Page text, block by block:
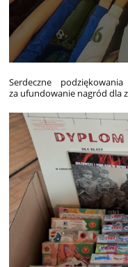
Serdeczne
za ufundowanie nagród dla